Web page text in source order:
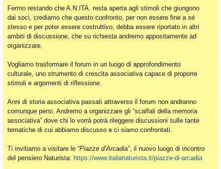
Fermo restando che A.N.ITA. resta aperta agli stimoli che giungono
dai soci, crediamo che questo confronto, per non essere fine a sé
stesso e per poter essere costruttivo, debba essere riportato in altri
ambiti di discussione, che su richiesta andremo appositamente ad
organizzare.
Vogliamo trasformare il forum in un luogo di approfondimento
culturale, uno strumento di crescita associativa capace di proporre
stimoli e argomenti di riflessione.
Anni di storia associativa passati attraverso il forum non andranno
comunque persi. Andremo a organizzare gli “scaffali della memoria
associativa” dove chi lo vorrà potrà rileggere discussioni sulle tante
tematiche di cui abbiamo discusso e ci siamo confrontati.
Ti invitiamo a visitare le “Piazze d’Arcadia”, il nuovo luogo di incontro
del pensiero Naturista: https://www.italianaturista.it/piazze-di-arcadia